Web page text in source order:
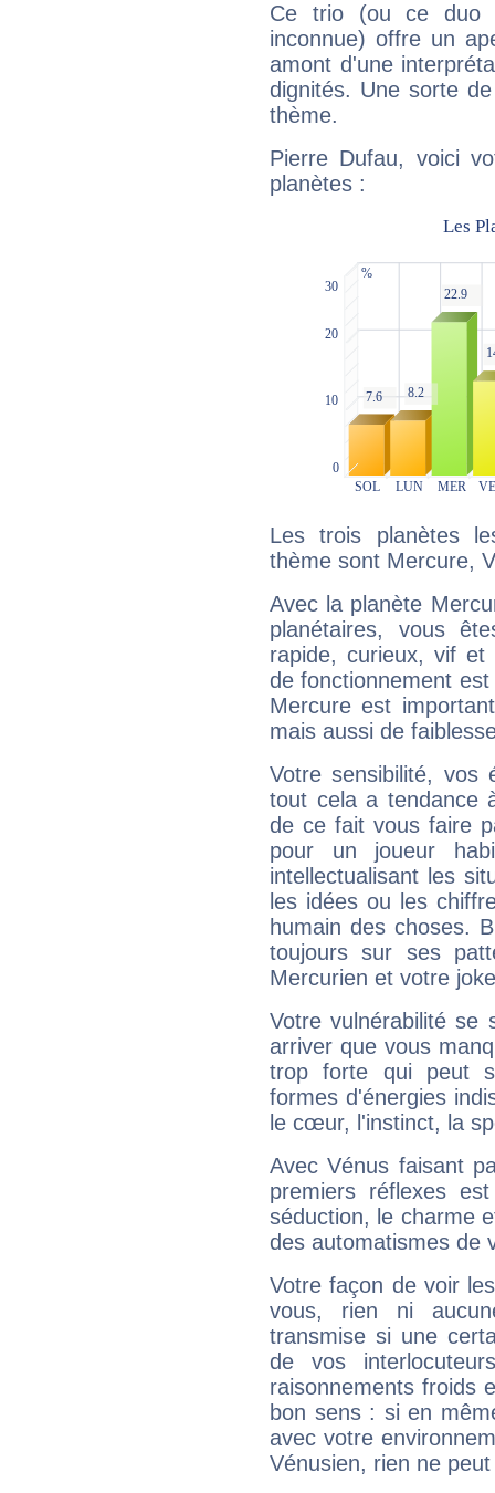
Ce trio (ou ce duo
inconnue) offre un
amont d'une
dignités. Une sorte
thème.
Pierre Dufau, voici
planètes :
Les trois planètes
thème sont Mercure,
Avec la planète
planétaires, vous
rapide, curieux, vif et
de fonctionnement
Mercure est
mais aussi de
Votre sensibilité,
tout cela a tendance
de ce fait vous faire
pour un joueur
intellectualisant les
les idées ou les
humain des choses.
toujours sur ses
Mercurien et votre
Votre vulnérabilité se
arriver que vous
trop forte qui peut
formes d'énergies
le cœur, l'instinct, la
Avec Vénus faisant
premiers réflexes
séduction, le charme
des automatismes de
Votre façon de voir
vous, rien ni
transmise si une
de vos
raisonnements froids
bon sens : si en
avec votre
Vénusien, rien ne